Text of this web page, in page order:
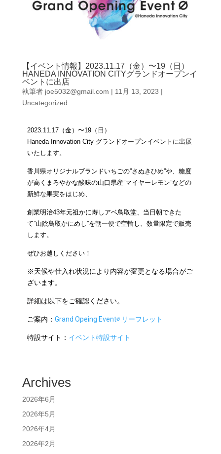
【イベント情報】2023.11.17（金）〜19（日）
HANEDA INNOVATION CITYグランドオープンイ
ベントに出店
執筆者 joe5032@gmail.com | 11月 13, 2023 |
Uncategorized
2023.11.17（金）〜19（日）
Haneda Innovation City グランドオープンイベントに出展
いたします。
香川県オリジナルブランドいちごの”さぬきひめ”や、糖度
が高くまろやかな酸味の山口県産”マイヤーレモン”などの
新鮮な果実をはじめ、
創業明治43年元祖かに寿しアベ鳥取堂、当日朝できた
て”山陰鳥取かにめし”を朝一便で空輸し、数量限定で販売
します。
ぜひお越しください！
※天候や仕入れ状況により内容が変更となる場合がご
ざいます。
詳細は以下をご確認ください。
ご案内： Grand Opeing Event∅ リーフレット
特設サイト： イベント特設サイト
Archives
2026年6月
2026年5月
2026年4月
2026年2月